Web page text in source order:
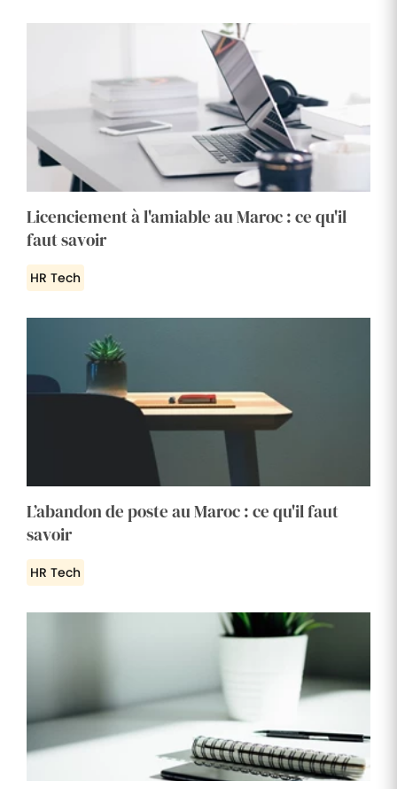
Licenciement à l'amiable au Maroc : ce qu'il
faut savoir
HR Tech
L’abandon de poste au Maroc : ce qu'il faut
savoir
HR Tech